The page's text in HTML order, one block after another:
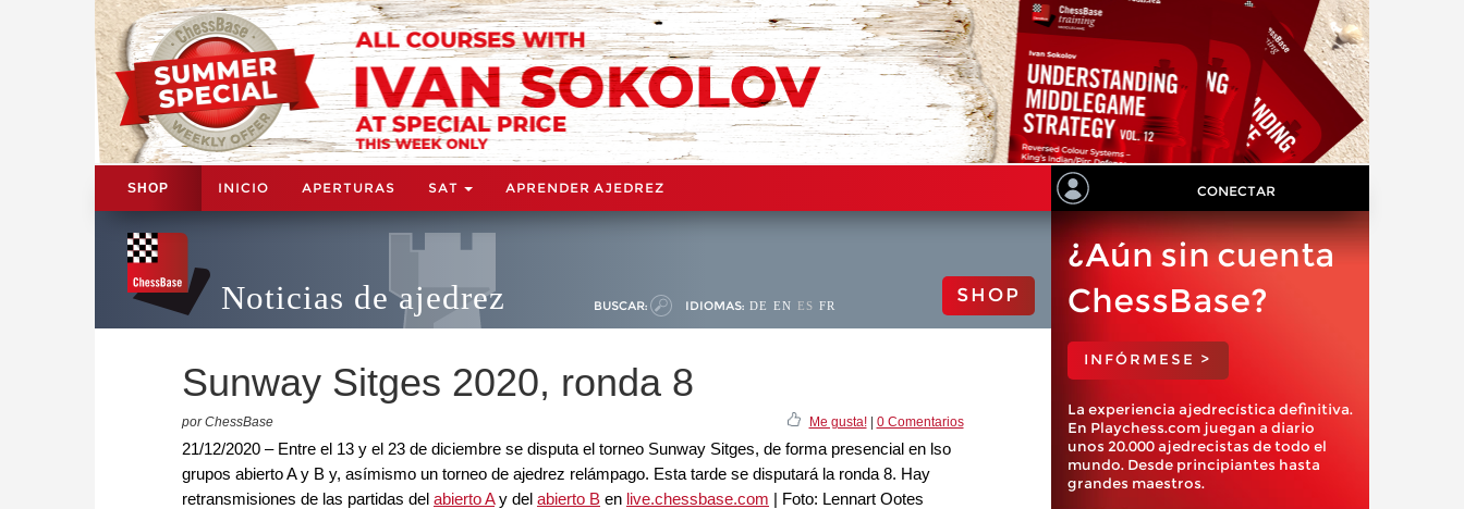
SHOP INICIO APERTURAS SAT APRENDER AJEDREZ CONECTAR
Noticias de ajedrez BUSCAR: IDIOMAS: DE EN ES FR SHOP
Sunway Sitges 2020, ronda 8
por ChessBase Me gusta!| 0 Comentarios
21/12/2020 – Entre el 13 y el 23 de diciembre se disputa el torneo Sunway Sitges, de forma presencial en lso
grupos abierto A y B y, asímismo un torneo de ajedrez relámpago. Esta tarde se disputará la ronda 8. Hay
retransmisiones de las partidas del abierto Ay del abierto B en live.chessbase.com | Foto: Lennart Ootes
¿Aún sin cuenta
ChessBase?
INFÓRMESE >
La experiencia ajedrecística definitiva.
En Playchess.com juegan a diario
unos 20.000 ajedrecistas de todo el
mundo. Desde principiantes hasta
grandes maestros.